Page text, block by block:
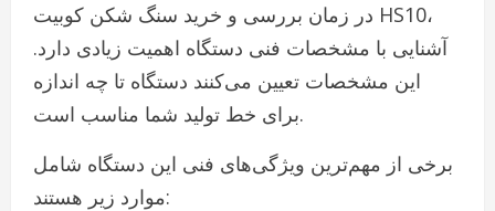
در زمان بررسی و خرید سنگ شکن کوبیت HS10،
آشنایی با مشخصات فنی دستگاه اهمیت زیادی دارد.
این مشخصات تعیین می‌کنند دستگاه تا چه اندازه
برای خط تولید شما مناسب است.
برخی از مهم‌ترین ویژگی‌های فنی این دستگاه شامل
موارد زیر هستند: